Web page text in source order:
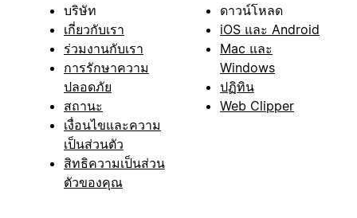
บริษัท
เกี่ยวกับเรา
ร่วมงานกับเรา
การรักษาความ
ปลอดภัย
สถานะ
เงื่อนไขและความ
เป็นส่วนตัว
สิทธิความเป็นส่วน
ตัวของคุณ
ดาวน์โหลด
iOS และ Android
Mac และ
Windows
ปฏิทิน
Web Clipper